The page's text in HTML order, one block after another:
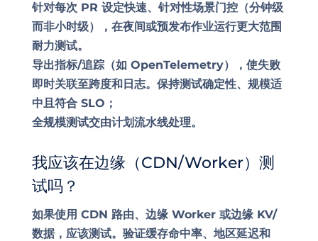
针对每次 PR 设定快速、针对性场景门控（分钟级
而非小时级），在夜间或预发布作业运行更大范围
耐力测试。
导出指标/追踪（如 OpenTelemetry），使失败
即时关联至跨度和日志。保持测试确定性、规模适
中且符合 SLO；
全规模测试交由计划流水线处理。
我应该在边缘（CDN/Worker）测
试吗？
如果使用 CDN 路由、边缘 Worker 或边缘 KV/
数据，应该测试。验证缓存命中率、地区延迟和